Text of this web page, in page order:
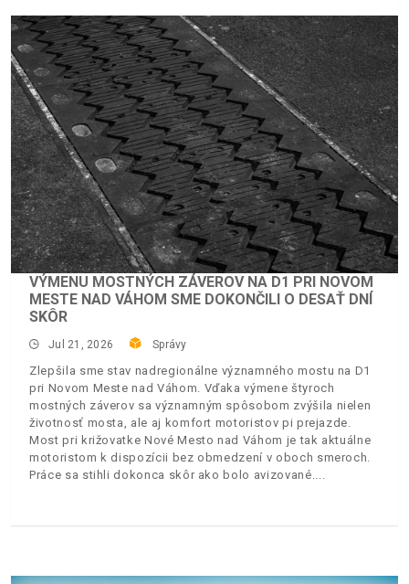
VÝMENU MOSTNÝCH ZÁVEROV NA D1 PRI NOVOM
MESTE NAD VÁHOM SME DOKONČILI O DESAŤ DNÍ
SKÔR
Jul 21, 2026 Správy
Zlepšila sme stav nadregionálne významného mostu na D1
pri Novom Meste nad Váhom. Vďaka výmene štyroch
mostných záverov sa významným spôsobom zvýšila nielen
životnosť mosta, ale aj komfort motoristov pi prejazde.
Most pri križovatke Nové Mesto nad Váhom je tak aktuálne
motoristom k dispozícii bez obmedzení v oboch smeroch.
Práce sa stihli dokonca skôr ako bolo avizované.